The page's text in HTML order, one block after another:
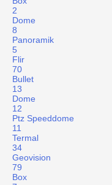
2
Dome
8
Panoramik
5
Flir
70
Bullet
13
Dome
12
Ptz Speeddome
11
Termal
34
Geovision
79
Box